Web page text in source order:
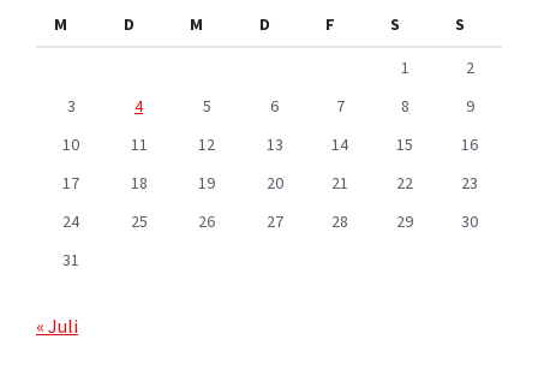
M
D M D F S
S
1
2
3
4 5 6 7 8
9
10
11 12 13 14 15
16
17
18 19 20 21 22
23
24
25 26 27 28 29
30
31
« Juli